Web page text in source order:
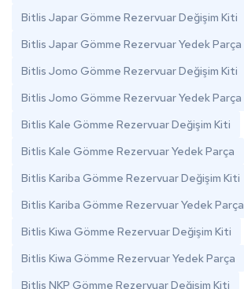
Bitlis Japar Gömme Rezervuar Değişim Kiti
Bitlis Japar Gömme Rezervuar Yedek Parça
Bitlis Jomo Gömme Rezervuar Değişim Kiti
Bitlis Jomo Gömme Rezervuar Yedek Parça
Bitlis Kale Gömme Rezervuar Değişim Kiti
Bitlis Kale Gömme Rezervuar Yedek Parça
Bitlis Kariba Gömme Rezervuar Değişim Kiti
Bitlis Kariba Gömme Rezervuar Yedek Parça
Bitlis Kiwa Gömme Rezervuar Değişim Kiti
Bitlis Kiwa Gömme Rezervuar Yedek Parça
Bitlis NKP Gömme Rezervuar Değişim Kiti